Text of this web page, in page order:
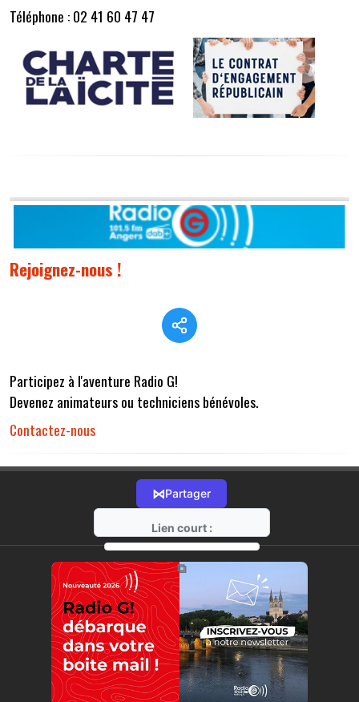
Téléphone : 02 41 60 47 47
Rejoignez-nous !
Participez à l'aventure Radio G!
Devenez animateurs ou techniciens bénévoles.
Contactez-nous
⋈Partager
Lien court :
https://radio-g.fr?r32
⧉